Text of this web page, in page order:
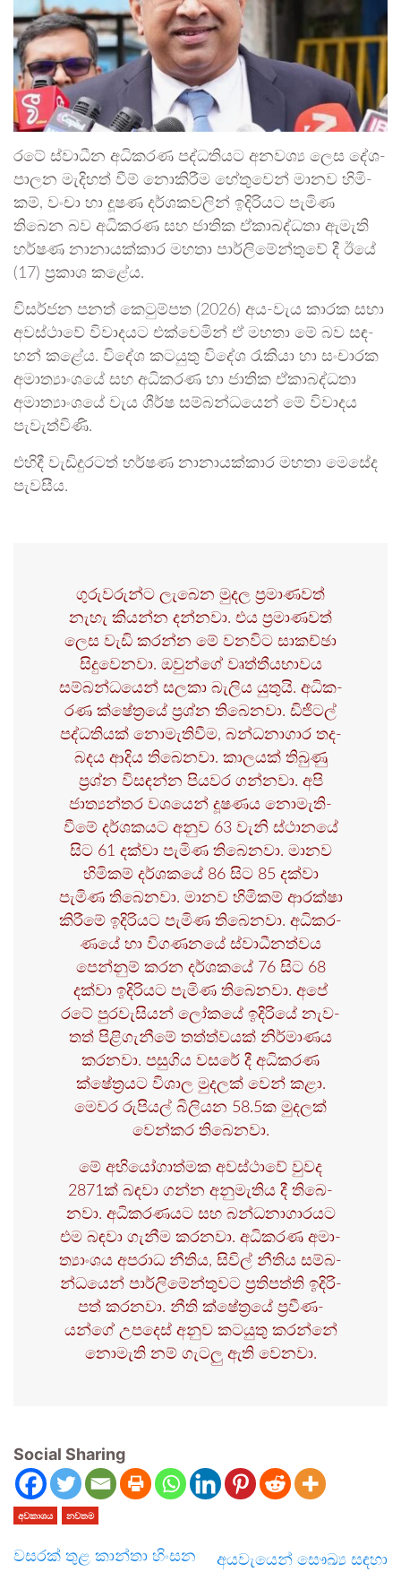
රටේ ස්වාධීන අධි­ක­රණ පද්ධ­ති­යට අන­වශ්‍ය ලෙස දේශ­
පා­ලන මැදි­හත් වීම් නොකි­රීම හේතු­වෙන් මානව හිමි­
කම්, වංචා හා දූෂණ දර්ශ­ක­ව­ලින් ඉදි­රි­යට පැමිණ
තිබෙන බව අධි­ක­රණ සහ ජාතික ඒකා­බ­ද්ධතා ඇමැති
හර්ෂණ නානා­ය­ක්කාර මහතා පාර්ලි­මේ­න්තුවේ දී ඊයේ
(17) ප්‍රකාශ කළේය.
විස­ර්ජන පනත් කෙටු­ම්පත (2026) අය-වැය කාරක සභා
අව­ස්ථාවේ විවා­ද­යට එක්වෙ­මින් ඒ මහතා මේ බව සඳ­
හන් කළේය. විදේශ කට­යුතු විදේශ රැකියා හා සංචා­රක
අමා­ත්‍යාං­ශයේ සහ අධි­ක­රණ හා ජාතික ඒකා­බ­ද්ධතා
අමා­ත්‍යාං­ශයේ වැය ශීර්ෂ සම්බ­න්ධ­යෙන් මේ විවා­දය
පැවැ­ත්විණි.
එහිදී වැඩි­දු­ර­ටත් හර්ෂණ නානා­ය­ක්කාර මහතා මෙසේද
පැව­සීය.
ගුරු­ව­රුන්ට ලැබෙන මුදල ප්‍රමා­ණ­වත්
නැහැ කියන්න දන්නවා. එය ප්‍රමා­ණ­වත්
ලෙස වැඩි කරන්න මේ වන­විට සාකච්ඡා
සිදු­වෙ­නවා. ඔවුන්ගේ වෘත්තී­ය­භා­වය
සම්බ­න්ධ­යෙන් සලකා බැලිය යුතුයි. අධි­ක­
රණ ක්ෂේත්‍රයේ ප්‍රශ්න තිබෙ­නවා. ඩිජි­ටල්
පද්ධ­ති­යක් නොමැ­ති­වීම, බන්ධ­නා­ගාර තද­
බ­දය ආදිය තිබෙ­නවා. කාල­යක් තිබුණු
ප්‍රශ්න විස­ඳන්න පිය­වර ගන්නවා. අපි
ජාත්‍ය­න්තර වශ­යෙන් දූෂ­ණය නොමැ­ති­
වීමේ දර්ශ­ක­යට අනුව 63 වැනි ස්ථානයේ
සිට 61 දක්වා පැමිණ තිබෙ­නවා. මානව
හිමි­කම් දර්ශ­කයේ 86 සිට 85 දක්වා
පැමිණ තිබෙ­නවා. මානව හිමි­කම් ආරක්ෂා
කිරීමේ ඉදි­රි­යට පැමිණ තිබෙ­නවා. අධි­ක­ර­
ණයේ හා විග­ණ­නයේ ස්වාධී­න­ත්වය
පෙන්නුම් කරන දර්ශ­කයේ 76 සිට 68
දක්වා ඉදි­රි­යට පැමිණ තිබෙ­නවා. අපේ
රටේ පුර­වැ­සි­යන් ලෝකයේ ඉදි­රියේ නැව­
තත් පිළි­ගැ­නීමේ තත්ත්ව­යක් නිර්මා­ණය
කර­නවා. පසු­ගිය වසරේ දී අධි­ක­රණ
ක්ෂේත්‍ර­යට විශාල මුද­ලක් වෙන් කළා.
මෙවර රුපි­යල් බිලි­යන 58.5ක මුද­ලක්
වෙන්කර තිබෙ­නවා.
මේ අභි­යෝ­ගා­ත්මක අව­ස්ථාවේ වුවද
2871ක් බඳවා ගන්න අනු­මැ­තිය දී තිබෙ­
නවා. අධි­ක­ර­ණ­යට සහ බන්ධ­නා­ගා­ර­යට
එම බඳවා ගැනීම කර­නවා. අධි­ක­රණ අමා­
ත්‍යාං­ශය අප­රාධ නීතිය, සිවිල් නීතිය සම්බ­
න්ධ­යෙන් පාර්ලි­මේ­න්තු­වට ප්‍රති­පත්ති ඉදි­රි­
පත් කර­නවා. නීති ක්ෂේත්‍රයේ ප්‍රවී­ණ­
යන්ගේ උප­දෙස් අනුව කට­යුතු කරන්නේ
නොමැති නම් ගැටලු ඇති වෙනවා.
Social Sharing
අවකාශය නවතම
වසරක් තුළ කාන්තා හිංසන
අයවැයෙන් සෞඛ්‍ය සඳහා